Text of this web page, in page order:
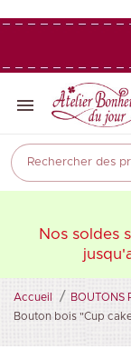

Nos soldes
Accueil BOUTONS
Bouton bois "Cup